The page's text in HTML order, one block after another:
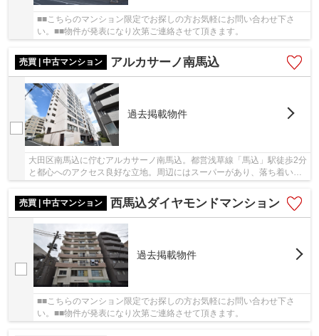
■■こちらのマンション限定でお探しの方お気軽にお問い合わせ下さ
い。■■物件が発表になり次第ご連絡させて頂きます。
売買 | 中古マンション アルカサーノ南馬込
過去掲載物件
大田区南馬込に佇むアルカサーノ南馬込。都営浅草線「馬込」駅徒歩2分
と都心へのアクセス良好な立地。周辺にはスーパーがあり、落ち着いた
売買 | 中古マンション
西馬込ダイヤモンドマンション
過去掲載物件
■■こちらのマンション限定でお探しの方お気軽にお問い合わせ下さ
い。■■物件が発表になり次第ご連絡させて頂きます。